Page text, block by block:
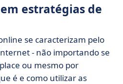
estratégias de
se caracterizam pelo
- não importando se
ou mesmo por
é e como utilizar as